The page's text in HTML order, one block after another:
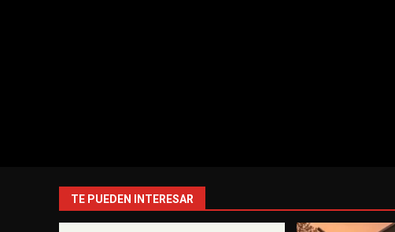
TE PUEDEN INTERESAR